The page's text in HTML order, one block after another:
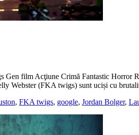
film Acţiune Crimă Fantastic Horror
Webster (FKA twigs) sunt uciși cu
, FKA twigs, google, Jordan Bolger,